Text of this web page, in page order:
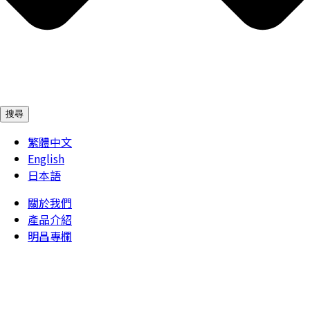
搜尋
繁體中文
English
日本語
關於我們
產品介紹
明昌專欄